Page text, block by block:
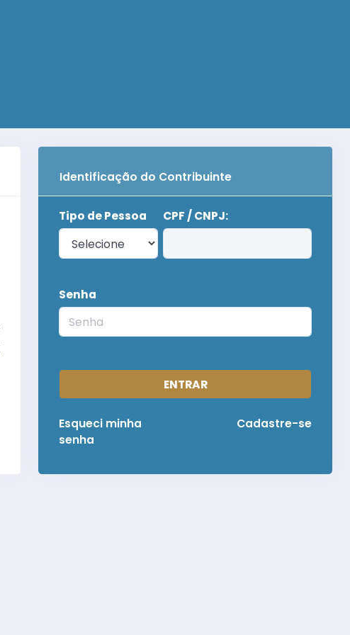
Identificação do Contribuinte
Tipo de Pessoa CPF / CNPJ:
Senha
ENTRAR
Esqueci minha
senha
Cadastre-se